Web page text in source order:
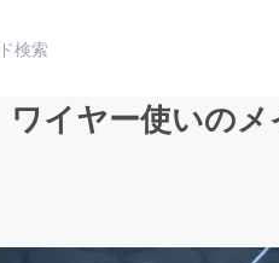
ワイヤー使いのメ